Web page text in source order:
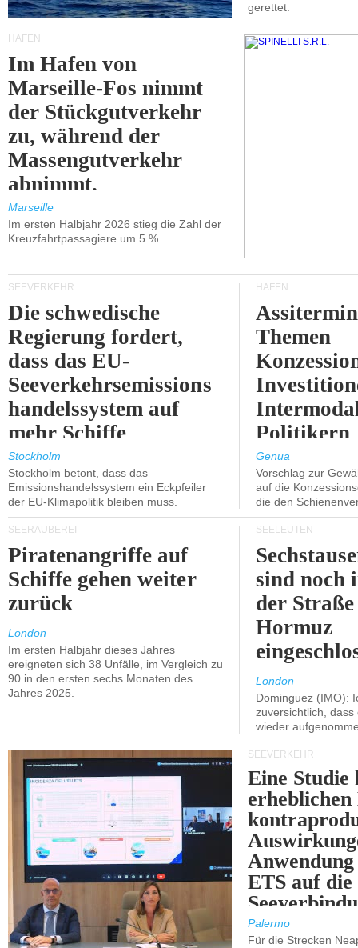
gerettet.
HÄFEN
Im Hafen von
Marseille-Fos nimmt
der Stückgutverkehr
zu, während der
Massengutverkehr
abnimmt.
Marseille
Im ersten Halbjahr 2026 stieg die Zahl der
Kreuzfahrtpassagiere um 5 %.
SEEVERKEHR
Die schwedische
Regierung fordert,
dass das EU-
Seeverkehrsemissions
handelssystem auf
mehr Schiffe
ausgeweitet wird.
Stockholm
Stockholm betont, dass das
Emissionshandelssystem ein Eckpfeiler
der EU-Klimapolitik bleiben muss.
HÄFEN
Themen
Politikern
Genua
Vorschlag zur
auf die
die den
SEERÄUBEREI
Piratenangriffe auf
Schiffe gehen weiter
zurück
London
Im ersten Halbjahr dieses Jahres
ereigneten sich 38 Unfälle, im Vergleich zu
90 in den ersten sechs Monaten des
Jahres 2025.
SEELEUTEN
sind noch
der
Hormuz
London
Dominguez (IMO):
zuversichtlich,
wieder
SEEVERKEHR
Eine Studie
ETS auf die
Palermo
Für die Strecken